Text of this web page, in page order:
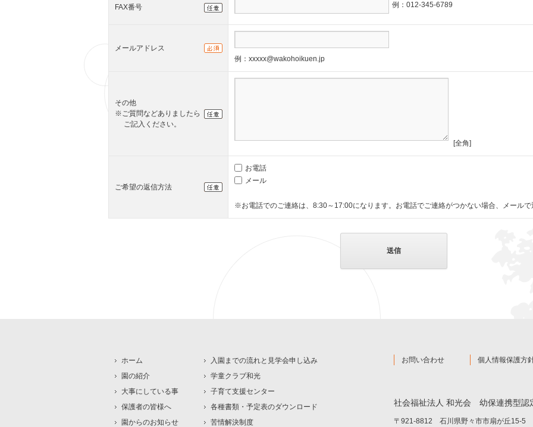
FAX番号 例：012-345-6789
メールアドレス
例：xxxxx@wakohoikuen.jp
その他
※ご質問などありましたら
ご記入ください。
[全角]
ご希望の返信方法
お電話
メール
※お電話でのご連絡は、8:30～17:00になります。お電話でご連絡がつかない場合、メールで
ホーム
園の紹介
大事にしている事
保護者の皆様へ
園からのお知らせ
入園までの流れと見学会申し込み
学童クラブ和光
子育て支援センター
各種書類・予定表のダウンロード
苦情解決制度
お問い合わせ 個人情報保護方
社会福祉法人 和光会 幼保連携型認
〒921-8812 石川県野々市市扇が丘15-5